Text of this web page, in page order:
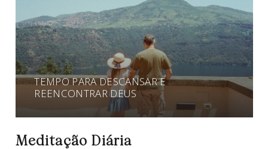
TEMPO PARA DESCANSAR E
REENCONTRAR DEUS
Meditação Diária